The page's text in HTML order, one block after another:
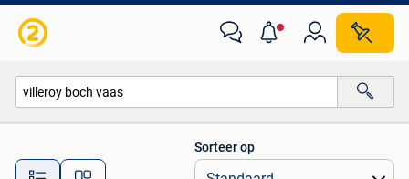
Alle afstanden…
Sorteer op